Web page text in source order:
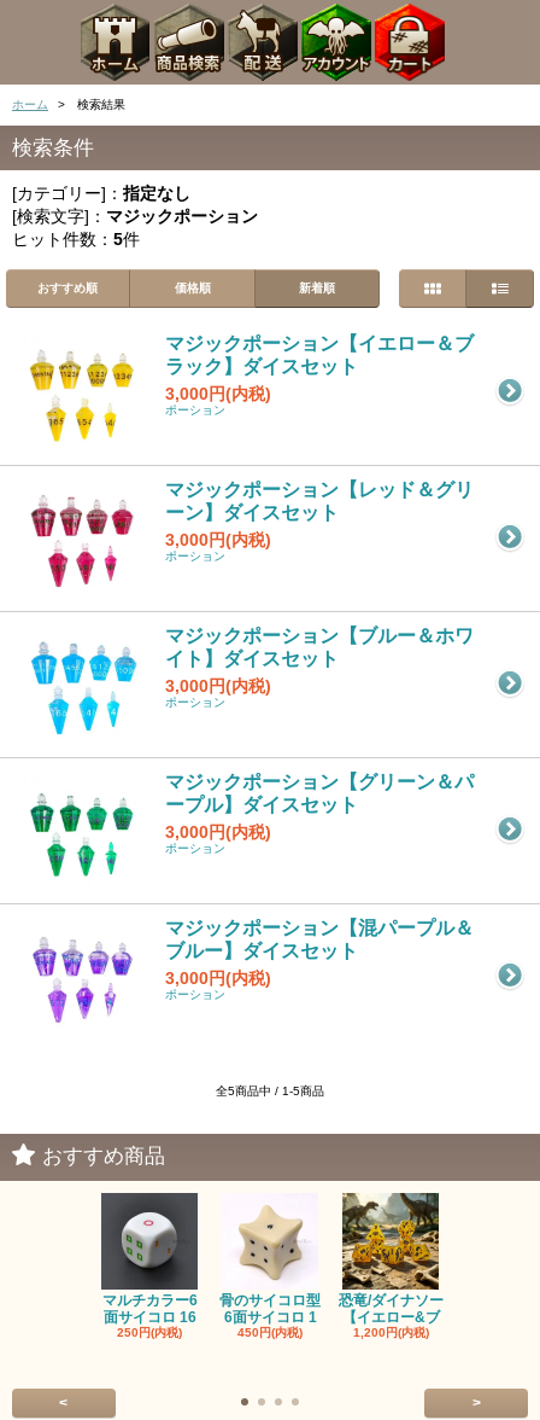
ホーム > 検索結果
検索条件
[カテゴリー]： 指定なし
[検索文字]： マジックポーション
ヒット件数： 5件
おすすめ順 価格順 新着順
マジックポーション【イエロー＆ブ
ラック】ダイスセット
3,000円(内税)
ポーション
マジックポーション【レッド＆グリ
ーン】ダイスセット
3,000円(内税)
ポーション
マジックポーション【ブルー＆ホワ
イト】ダイスセット
3,000円(内税)
ポーション
マジックポーション【グリーン＆パ
ープル】ダイスセット
3,000円(内税)
ポーション
マジックポーション【混パープル＆
ブルー】ダイスセット
3,000円(内税)
ポーション
全5商品中 / 1-5商品
おすすめ商品
マルチカラー6
面サイコロ 16
250円(内税)
骨のサイコロ型
6面サイコロ 1
450円(内税)
恐竜/ダイナソー
【イエロー&ブ
1,200円(内税)
< >